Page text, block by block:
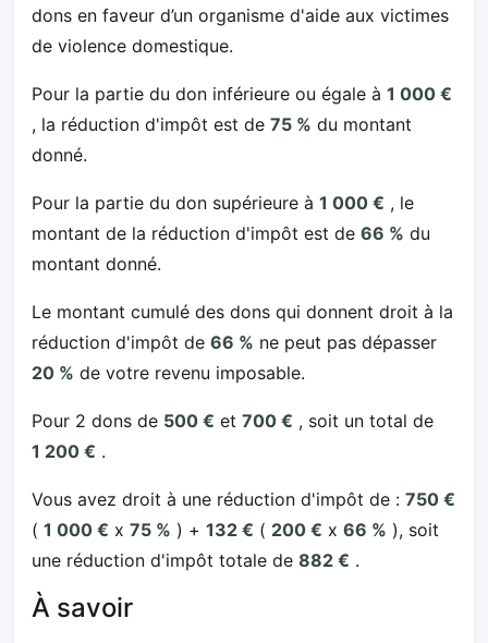
dons en faveur d’un organisme d'aide aux victimes
de violence domestique.
Pour la partie du don inférieure ou égale à 1 000 €
, la réduction d'impôt est de 75 % du montant
donné.
Pour la partie du don supérieure à 1 000 € , le
montant de la réduction d'impôt est de 66 % du
montant donné.
Le montant cumulé des dons qui donnent droit à la
réduction d'impôt de 66 % ne peut pas dépasser
20 % de votre revenu imposable.
Pour 2 dons de 500 € et 700 € , soit un total de
1 200 € .
Vous avez droit à une réduction d'impôt de : 750 €
( 1 000 € x 75 % ) + 132 € ( 200 € x 66 % ), soit
une réduction d'impôt totale de 882 € .
À savoir